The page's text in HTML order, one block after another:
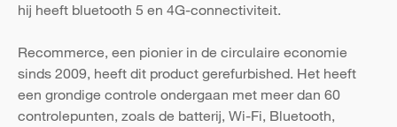
hij heeft bluetooth 5 en 4G-connectiviteit.
Recommerce, een pionier in de circulaire economie
sinds 2009, heeft dit product gerefurbished. Het heeft
een grondige controle ondergaan met meer dan 60
controlepunten, zoals de batterij, Wi-Fi, Bluetooth,